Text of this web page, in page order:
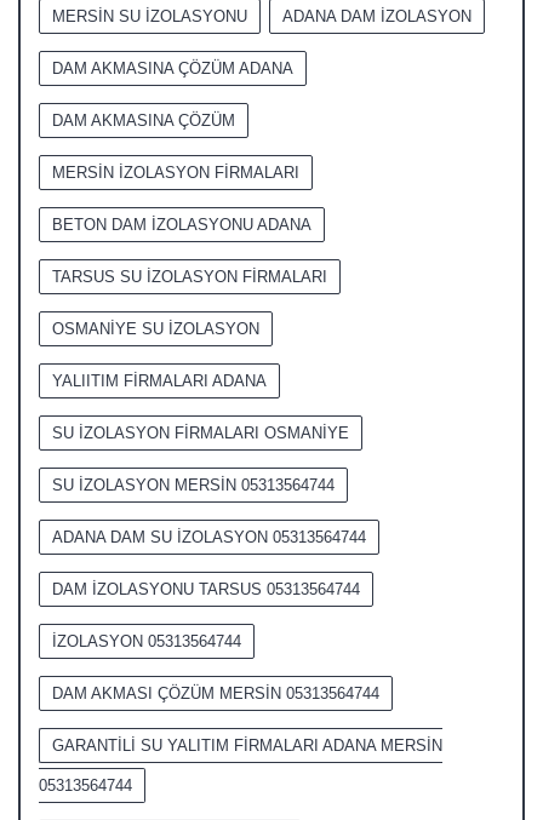
MERSİN SU İZOLASYONU ADANA DAM İZOLASYON
DAM AKMASINA ÇÖZÜM ADANA
DAM AKMASINA ÇÖZÜM
MERSİN İZOLASYON FİRMALARI
BETON DAM İZOLASYONU ADANA
TARSUS SU İZOLASYON FİRMALARI
OSMANİYE SU İZOLASYON
YALIITIM FİRMALARI ADANA
SU İZOLASYON FİRMALARI OSMANİYE
SU İZOLASYON MERSİN 05313564744
ADANA DAM SU İZOLASYON 05313564744
DAM İZOLASYONU TARSUS 05313564744
İZOLASYON 05313564744
DAM AKMASI ÇÖZÜM MERSİN 05313564744
GARANTİLİ SU YALITIM FİRMALARI ADANA MERSİN
05313564744